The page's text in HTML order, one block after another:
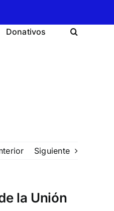
Donativos
Siguiente
la Unión